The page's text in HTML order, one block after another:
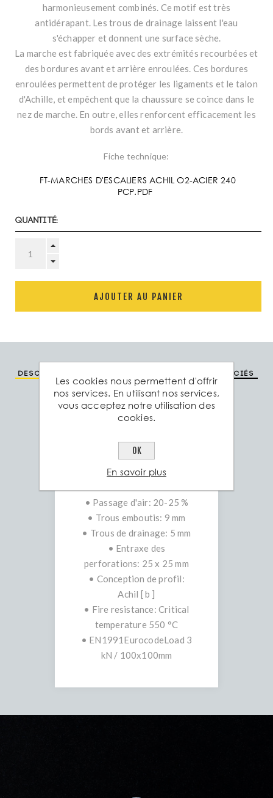
harmonieusement combinés. Ce motif est très
antidérapant. Les trous de drainage laissent l'eau
s'échapper et donnent une surface sèche.
La marche est fabriquée avec des extrémités recourbées et
des bordures avant et arrière enroulées. Ces bordures
enroulées permettent de protéger les ligaments et le talon
d'Achille, et empêchent que la chaussure se coince dans le
nez de marche. En outre, elles renforcent efficacement les
bords avant et arrière.
Fiche technique:
FT-MARCHES D'ESCALIERS ACHIL O2-ACIER 240
PCP.PDF
Quantité:
AJOUTER AU PANIER
Description Produits associés
Spécifications
• Propriété antidérapante:
R13 = slope >35°
conformément à DIN
• Passage d'air: 20-25 %
• Trous emboutis: 9 mm
• Trous de drainage: 5 mm
• Entraxe des
perforations: 25 x 25 mm
• Conception de profil:
Achil [ b ]
• Fire resistance: Critical
temperature 550 °C
• EN1991EurocodeLoad 3
kN / 100x100mm
Les cookies nous permettent d'offrir
nos services. En utilisant nos services,
vous acceptez notre utilisation des
cookies.
OK
En savoir plus